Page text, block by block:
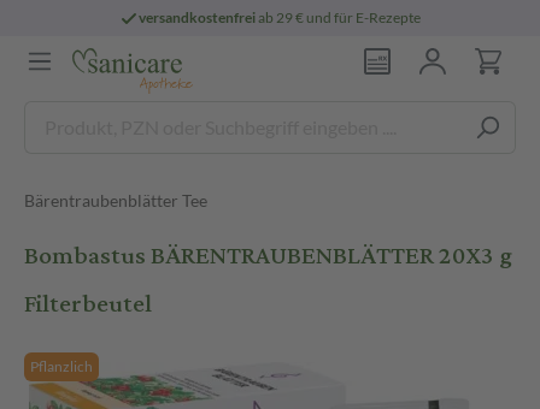
versandkostenfreiab 29 € und für E-Rezepte
Bärentraubenblätter Tee
Bombastus BÄRENTRAUBENBLÄTTER 20X3 g
Filterbeutel
Pflanzlich